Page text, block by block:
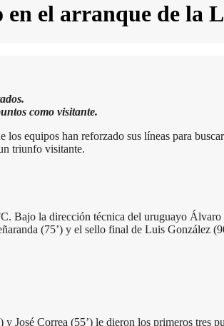
el arranque de la
como visitante.
los equipos han reforzado sus líneas para
triunfo visitante.
Bajo la dirección técnica del uruguayo Álvaro
(75’) y el sello final de Luis González
José Correa (55’) le dieron los primeros tres